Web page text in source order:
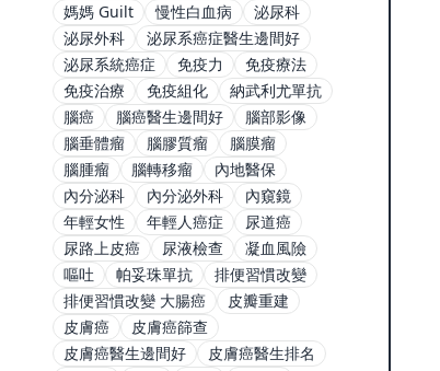
媽媽 Guilt
慢性白血病
泌尿科
泌尿外科
泌尿系癌症醫生邊間好
泌尿系統癌症
免疫力
免疫療法
免疫治療
免疫組化
納武利尤單抗
腦癌
腦癌醫生邊間好
腦部影像
腦垂體瘤
腦膠質瘤
腦膜瘤
腦腫瘤
腦轉移瘤
內地醫保
內分泌科
內分泌外科
內窺鏡
年輕女性
年輕人癌症
尿道癌
尿路上皮癌
尿液檢查
凝血風險
嘔吐
帕妥珠單抗
排便習慣改變
排便習慣改變 大腸癌
皮瓣重建
皮膚癌
皮膚癌篩查
皮膚癌醫生邊間好
皮膚癌醫生排名